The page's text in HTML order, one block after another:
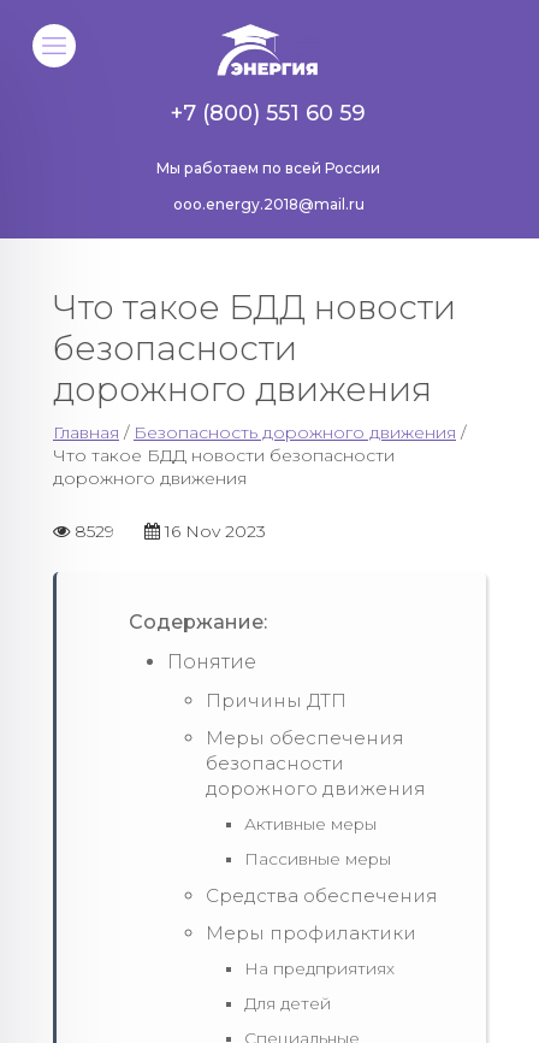
Мы работаем по всей России
+7 (800) 551 60 59
ooo.energy.2018@mail.ru
Что такое БДД новости
безопасности
дорожного движения
Главная / Безопасность дорожного движения /
Что такое БДД новости безопасности
дорожного движения
8529 16 Nov 2023
Содержание:
Понятие
Причины ДТП
Меры обеспечения
безопасности
дорожного движения
Активные меры
Пассивные меры
Средства обеспечения
Меры профилактики
На предприятиях
Для детей
Специальные